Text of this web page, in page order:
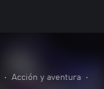
• Acción y aventura
•